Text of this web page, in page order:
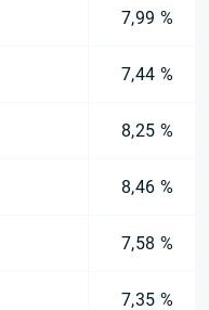
7,99 %
7,44 %
8,25 %
8,46 %
7,58 %
7,35 %